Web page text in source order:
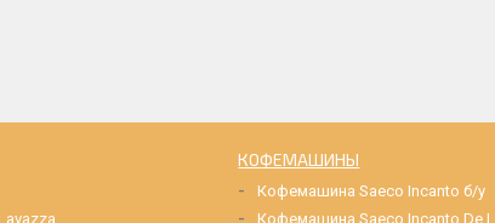
КОФЕМАШИНЫ
Кофемашина Saeco Incanto б/у
Кофемашина Saeco Incanto De